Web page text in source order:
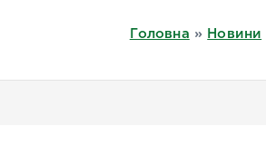
Головна » Новини